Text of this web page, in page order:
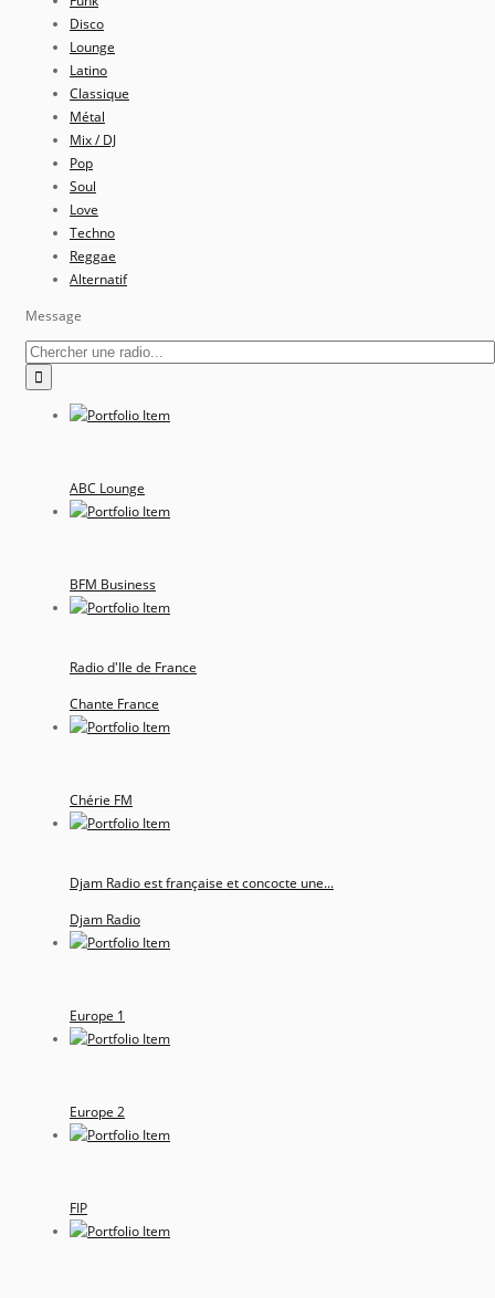
Disco
Lounge
Latino
Classique
Métal
Mix / DJ
Pop
Soul
Love
Techno
Reggae
Alternatif
Message
ABC Lounge
BFM Business
Radio d'Ile de France
Chante France
Chérie FM
Djam Radio est française et concocte une...
Djam Radio
Europe 1
Europe 2
FIP